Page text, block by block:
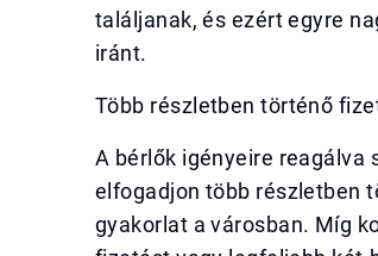
találjanak, és ezért egyre
iránt.
Több részletben történő
A bérlők igényeire reagálva
elfogadjon több részletben
gyakorlat a városban. Míg